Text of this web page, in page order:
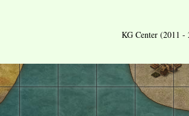
KG Center (2011 -